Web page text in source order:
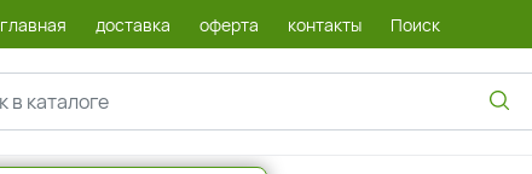
главная доставка оферта контакты Поиск